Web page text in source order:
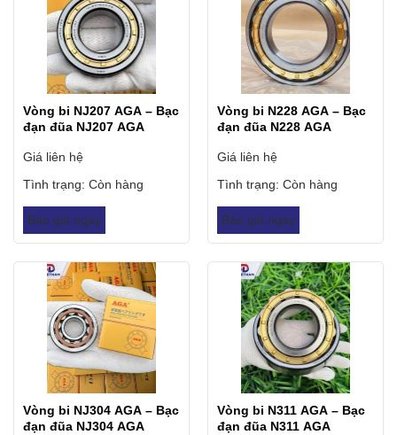
Vòng bi NJ207 AGA – Bạc
đạn đũa NJ207 AGA
Giá liên hệ
Tình trạng: Còn hàng
Báo giá ngay
Vòng bi N228 AGA – Bạc
đạn đũa N228 AGA
Giá liên hệ
Tình trạng: Còn hàng
Báo giá ngay
Vòng bi NJ304 AGA – Bạc
đạn đũa NJ304 AGA
Vòng bi N311 AGA – Bạc
đạn đũa N311 AGA